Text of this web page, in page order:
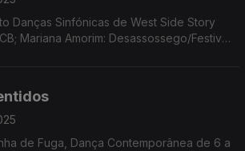
Danças Sinfónicas de West Side Story
Mariana Amorim: Desassossego/Festival
de Fuga, Dança Contemporânea de 6 a